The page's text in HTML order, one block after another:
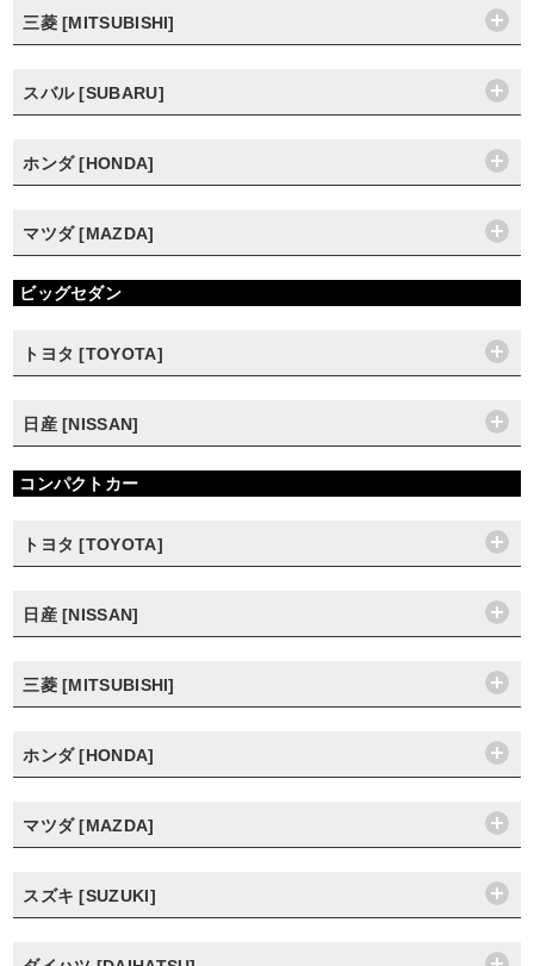
三菱 [MITSUBISHI]
スバル [SUBARU]
ホンダ [HONDA]
マツダ [MAZDA]
ビッグセダン
トヨタ [TOYOTA]
日産 [NISSAN]
コンパクトカー
トヨタ [TOYOTA]
日産 [NISSAN]
三菱 [MITSUBISHI]
ホンダ [HONDA]
マツダ [MAZDA]
スズキ [SUZUKI]